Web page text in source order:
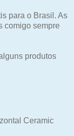
para o Brasil. As
comigo sempre
produtos
Ceramic